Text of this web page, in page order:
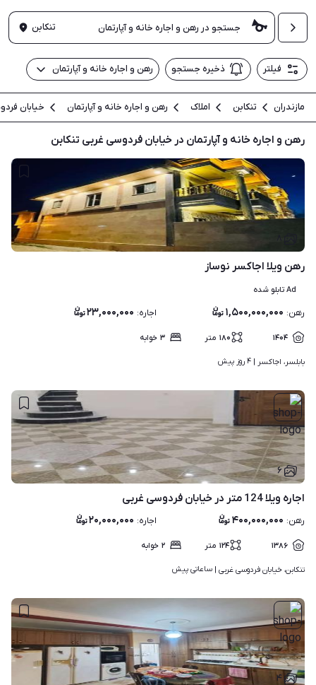
تنکابن
فیلتر ذخیره جستجو رهن و اجاره خانه و آپارتمان
مازندران تنکابن املاک رهن و اجاره خانه و آپارتمان خیابان
رهن و اجاره خانه و آپارتمان در خیابان فردوسی غربی تنکابن
رهن ویلا اجاکسر نوساز
Ad تابلو شده
رهن: ۱,۵۰۰,۰۰۰,۰۰۰ اجاره: ۲۳,۰۰۰,۰۰۰
۱۴۰۴ ۱۸۰ متر ۳ خوابه
بابلسر، اجاکسر | ۴ روز پیش
۶
اجاره ویلا 124 متر در خیابان فردوسی غربی
رهن: ۴۰۰,۰۰۰,۰۰۰ اجاره: ۲۰,۰۰۰,۰۰۰
۱۳۸۶ ۱۲۴ متر ۲ خوابه
تنکابن، خیابان فردوسی غربی | ساعاتی پیش
۴